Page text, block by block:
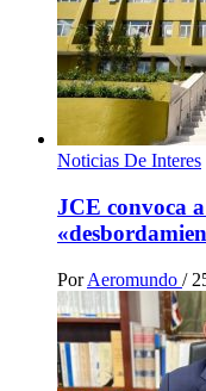
Noticias De Interes
JCE convoca
Por Aeromundo /